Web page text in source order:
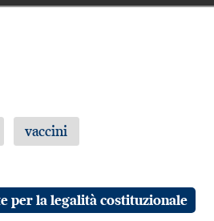
vaccini
per la legalità costituzionale